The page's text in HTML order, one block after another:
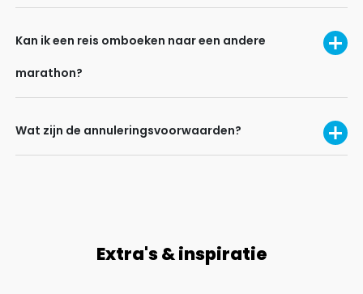
Kan ik een reis omboeken naar een andere
marathon?
Wat zijn de annuleringsvoorwaarden?
Extra's & inspiratie